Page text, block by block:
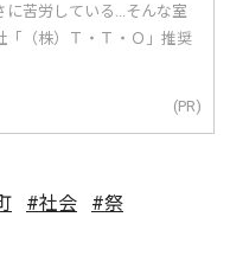
苦労している...そんな室
「（株）Ｔ・Ｔ・Ｏ」推奨
(PR)
#社会
#祭